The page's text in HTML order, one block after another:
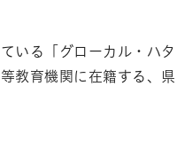
いる「グローカル・ハ
教育機関に在籍する、